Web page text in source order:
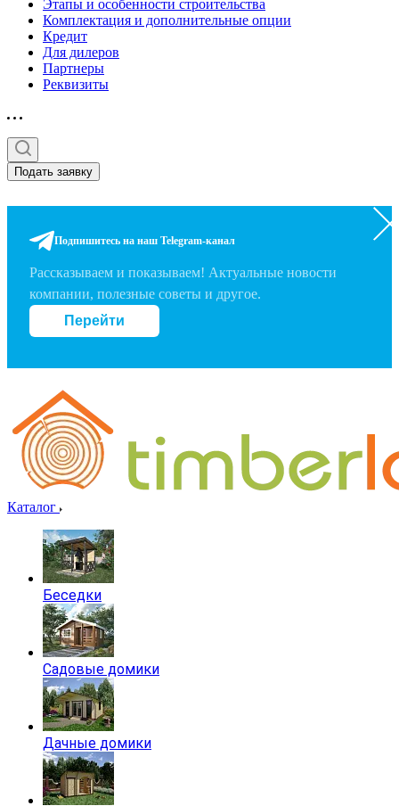
Этапы и особенности строительства
Комплектация и дополнительные опции
Кредит
Для дилеров
Партнеры
Реквизиты
Подать заявку
Подпишитесь на наш Telegram-канал
Рассказываем и показываем! Актуальные новости
компании, полезные советы и другое.
Перейти
Каталог
Беседки
Садовые домики
Дачные домики